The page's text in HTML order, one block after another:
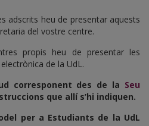
adscrits heu de presentar aquests
del vostre centre.
propis heu de presentar les
de la UdL.
corresponent des de la Seu
que allí s’hi indiquen.
per a Estudiants de la UdL